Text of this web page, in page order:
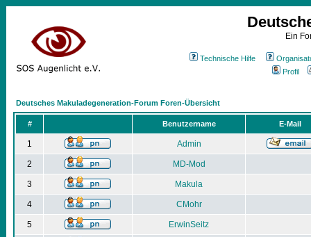
Ein
Technische Hilfe
Profil
Deutsches Makuladegeneration-Forum Foren-Übersicht
# Benutzername E-Mail
1 Admin
2 MD-Mod
3 Makula
4 CMohr
5 ErwinSeitz